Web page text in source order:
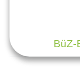
BüZ-